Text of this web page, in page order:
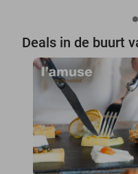
Deals in de buurt